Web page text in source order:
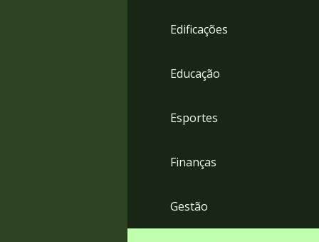
Edificações
Educação
Esportes
Finanças
Gestão